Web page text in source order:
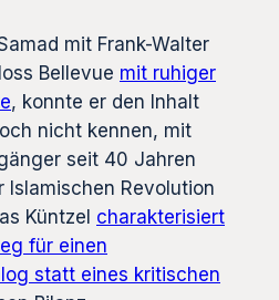
mit Frank-Walter
Bellevue mit ruhiger
, konnte er den Inhalt
nicht kennen, mit
seit 40 Jahren
Islamischen Revolution
Küntzel charakterisiert
für einen
statt eines kritischen